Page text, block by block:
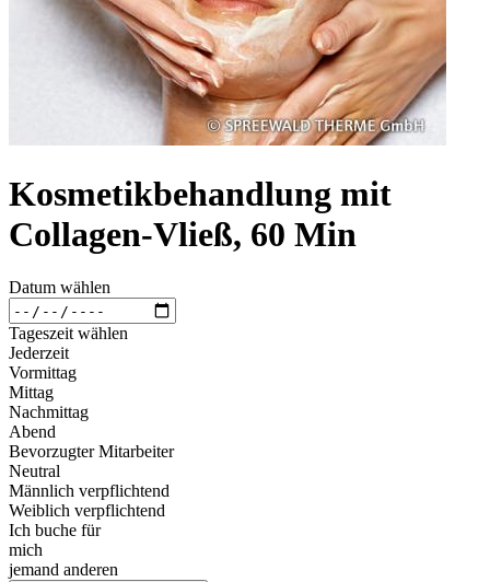
Kosmetikbehandlung mit
Collagen-Vließ, 60 Min
Datum wählen
Tageszeit wählen
Jederzeit
Vormittag
Mittag
Nachmittag
Abend
Bevorzugter Mitarbeiter
Neutral
Männlich verpflichtend
Weiblich verpflichtend
Ich buche für
mich
jemand anderen